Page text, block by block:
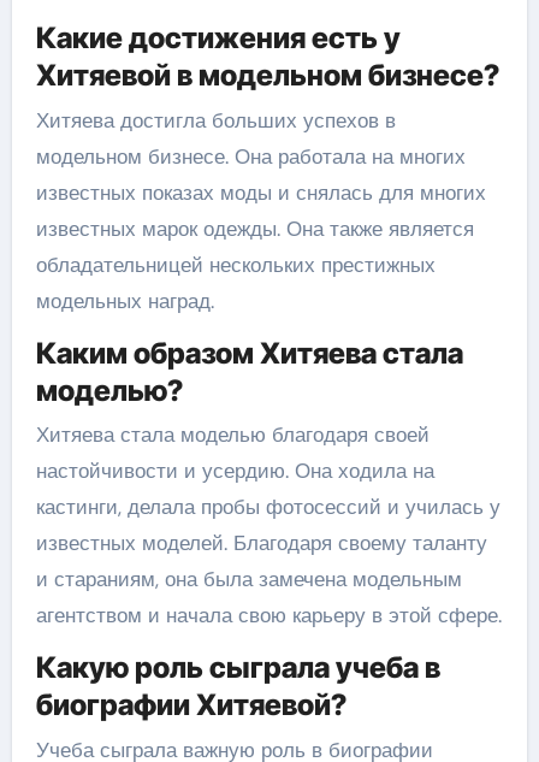
Какие достижения есть у
Хитяевой в модельном бизнесе?
Хитяева достигла больших успехов в
модельном бизнесе. Она работала на многих
известных показах моды и снялась для многих
известных марок одежды. Она также является
обладательницей нескольких престижных
модельных наград.
Каким образом Хитяева стала
моделью?
Хитяева стала моделью благодаря своей
настойчивости и усердию. Она ходила на
кастинги, делала пробы фотосессий и училась у
известных моделей. Благодаря своему таланту
и стараниям, она была замечена модельным
агентством и начала свою карьеру в этой сфере.
Какую роль сыграла учеба в
биографии Хитяевой?
Учеба сыграла важную роль в биографии